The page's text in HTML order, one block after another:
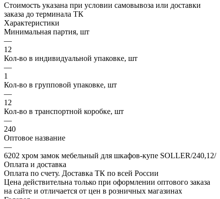
Стоимость указана при условии самовывоза или доставки
заказа до терминала ТК
Характеристики
Минимальная партия, шт
—
12
Кол-во в индивидуальной упаковке, шт
—
1
Кол-во в групповой упаковке, шт
—
12
Кол-во в транспортной коробке, шт
—
240
Оптовое название
—
6202 хром замок мебельный для шкафов-купе SOLLER/240,12/
Оплата и доставка
Оплата по счету. Доставка ТК по всей России
Цена действительна только при оформлении оптового заказа
на сайте и отличается от цен в розничных магазинах